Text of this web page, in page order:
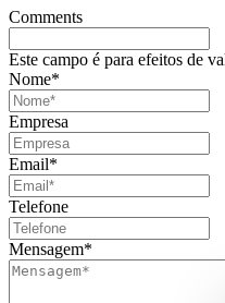
Comments
Este campo é para efeitos de
Nome*
Empresa
Email*
Telefone
Mensagem*